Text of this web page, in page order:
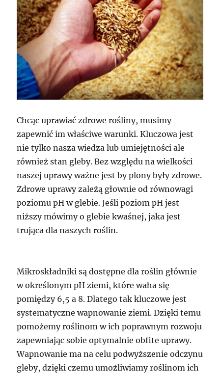
Chcąc uprawiać zdrowe rośliny, musimy
zapewnić im właściwe warunki. Kluczowa jest
nie tylko nasza wiedza lub umiejętności ale
również stan gleby. Bez względu na wielkości
naszej uprawy ważne jest by plony były zdrowe.
Zdrowe uprawy zależą głownie od równowagi
poziomu pH w glebie. Jeśli poziom pH jest
niższy mówimy o glebie kwaśnej, jaka jest
trująca dla naszych roślin.
Mikroskładniki są dostępne dla roślin głównie
w określonym pH ziemi, które waha się
pomiędzy 6,5 a 8. Dlatego tak kluczowe jest
systematyczne wapnowanie ziemi. Dzięki temu
pomożemy roślinom w ich poprawnym rozwoju
zapewniając sobie optymalnie obfite uprawy.
Wapnowanie ma na celu podwyższenie odczynu
gleby, dzięki czemu umożliwiamy roślinom ich